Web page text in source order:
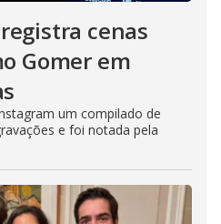
cenas
Gomer em
um compilado de
e foi notada pela